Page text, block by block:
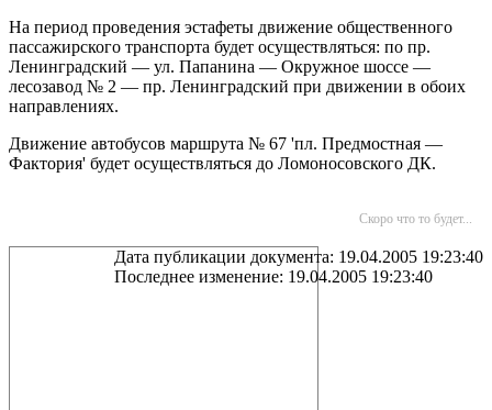
На период проведения эстафеты движение общественного
пассажирского транспорта будет осуществляться: по пр.
Ленинградский — ул. Папанина — Окружное шоссе —
лесозавод № 2 — пр. Ленинградский при движении в обоих
направлениях.
Движение автобусов маршрута № 67 'пл. Предмостная —
Фактория' будет осуществляться до Ломоносовского ДК.
Скоро что то будет...
Дата публикации документа: 19.04.2005 19:23:40
Последнее изменение: 19.04.2005 19:23:40